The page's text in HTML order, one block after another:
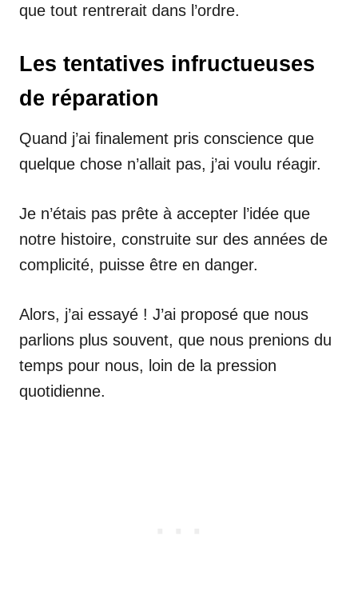
que tout rentrerait dans l’ordre.
Les tentatives infructueuses
de réparation
Quand j’ai finalement pris conscience que
quelque chose n’allait pas, j’ai voulu réagir.
Je n’étais pas prête à accepter l’idée que
notre histoire, construite sur des années de
complicité, puisse être en danger.
Alors, j’ai essayé ! J’ai proposé que nous
parlions plus souvent, que nous prenions du
temps pour nous, loin de la pression
quotidienne.